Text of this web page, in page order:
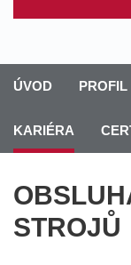
ÚVOD PROFIL
KARIÉRA
STROJŮ